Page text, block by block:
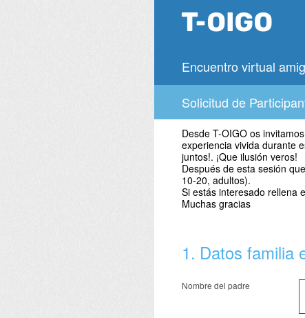
Encuentro virtual
Solicitud de
Desde T-OIGO os
experiencia vivida durante
juntos!. ¡Que ilusión veros!
Después de esta sesión
10-20, adultos).
Si estás interesado rellena
Muchas gracias
1. Datos familia
Nombre del padre